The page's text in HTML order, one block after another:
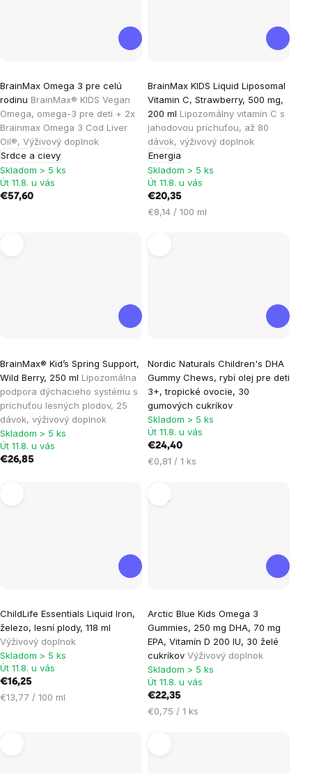
BrainMax Omega 3 pre celú
rodinu BrainMax® KIDS Vegan
Omega, omega-3 pre deti + 2x
Brainmax Omega 3 Cod Liver
Oil®, Výživový doplnok
Srdce a cievy
Skladom > 5 ks
Út 11.8. u vás
€57,60
BrainMax KIDS Liquid Liposomal
Vitamin C, Strawberry, 500 mg,
200 ml Lipozomálny vitamín C s
jahodovou príchuťou, až 80
dávok, výživový doplnok
Energia
hodnotenie
produktu
je
4,0
z
5
hviezdičiek.
Skladom > 5 ks
Út 11.8. u vás
€20,35
Jednotková
€8,14 / 100 ml
BrainMax® Kid’s Spring Support,
Wild Berry, 250 ml Lipozomálna
podpora dýchacieho systému s
príchuťou lesných plodov, 25
dávok, výživový doplnok
Skladom > 5 ks
Út 11.8. u vás
€26,85
Nordic Naturals Children's DHA
Gummy Chews, rybí olej pre deti
3+, tropické ovocie, 30
gumových cukríkov
Skladom > 5 ks
Út 11.8. u vás
€24,40
Jednotková
€0,81 / 1 ks
ChildLife Essentials Liquid Iron,
železo, lesní plody, 118 ml
Výživový doplnok
Skladom > 5 ks
Út 11.8. u vás
€16,25
Jednotková
€13,77 / 100 ml
Arctic Blue Kids Omega 3
Gummies, 250 mg DHA, 70 mg
EPA, Vitamín D 200 IU, 30 želé
cukríkov Výživový doplnok
Skladom > 5 ks
Út 11.8. u vás
€22,35
Jednotková
€0,75 / 1 ks